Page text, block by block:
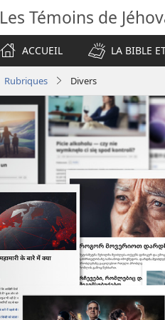
Les Témoins de
ACCUEIL
LA BIBLE
Rubriques Divers